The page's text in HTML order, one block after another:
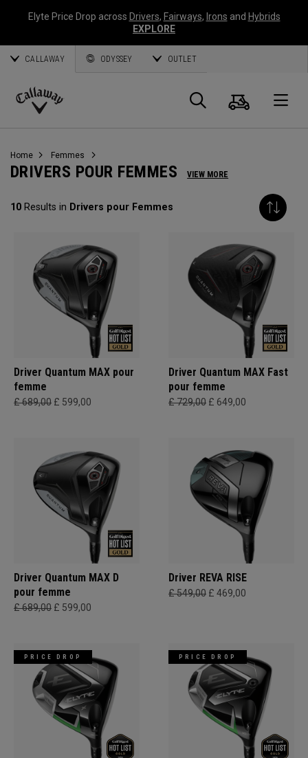
Elyte Price Drop across Drivers, Fairways, Irons and Hybrids
EXPLORE
CALLAWAY ODYSSEY OUTLET
Callaway
Panier
Home Femmes
DRIVERS POUR FEMMES VIEW MORE
10 Results in Drivers pour Femmes
Driver Quantum MAX pour
femme
£ 689,00 £ 599,00
Driver Quantum MAX Fast
pour femme
£ 729,00 £ 649,00
Driver Quantum MAX D
pour femme
£ 689,00 £ 599,00
Driver REVA RISE
£ 549,00 £ 469,00
PRICE DROP PRICE DROP